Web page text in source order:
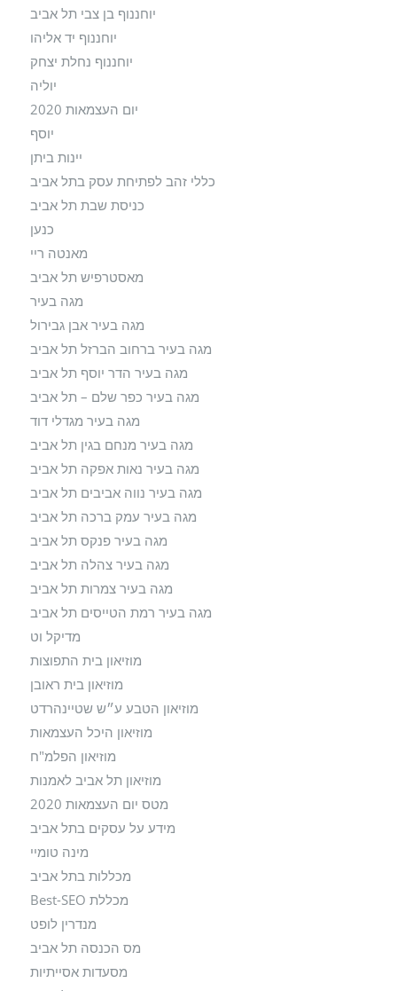
יוחננוף בן צבי תל אביב
יוחננוף יד אליהו
יוחננוף נחלת יצחק
יוליה
יום העצמאות 2020
יוסף
יינות ביתן
כללי זהב לפתיחת עסק בתל אביב
כניסת שבת תל אביב
כנען
מאנטה ריי
מאסטרפיש תל אביב
מגה בעיר
מגה בעיר אבן גבירול
מגה בעיר ברחוב הברזל תל אביב
מגה בעיר הדר יוסף תל אביב
מגה בעיר כפר שלם – תל אביב
מגה בעיר מגדלי דוד
מגה בעיר מנחם בגין תל אביב
מגה בעיר נאות אפקה תל אביב
מגה בעיר נווה אביבים תל אביב
מגה בעיר עמק ברכה תל אביב
מגה בעיר פנקס תל אביב
מגה בעיר צהלה תל אביב
מגה בעיר צמרות תל אביב
מגה בעיר רמת הטייסים תל אביב
מדיקל וט
מוזיאון בית התפוצות
מוזיאון בית ראובן
מוזיאון הטבע ע״ש שטיינהרדט
מוזיאון היכל העצמאות
מוזיאון הפלמ"ח
מוזיאון תל אביב לאמנות
מטס יום העצמאות 2020
מידע על עסקים בתל אביב
מינה טומיי
מכללות בתל אביב
מכללת Best-SEO
מנדרין לופט
מס הכנסה תל אביב
מסעדות אסייתיות